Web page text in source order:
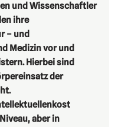
und Wissenschaftler
ihre
– und
Medizin vor und
Hierbei sind
der
aber in